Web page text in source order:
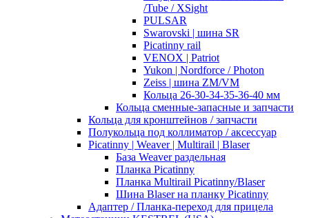
/Tube / XSight
PULSAR
Swarovski | шина SR
Picatinny rail
VENOX | Patriot
Yukon | Nordforce / Photon
Zeiss | шина ZM/VM
Кольца 26-30-34-35-36-40 мм
Кольца сменные-запасные и запчасти
Кольца для кронштейнов / запчасти
Полукольца под коллиматор / аксессуар
Picatinny | Weaver | Multirail | Blaser
База Weaver раздельная
Планка Picatinny
Планка Multirail Picatinny/Blaser
Шина Blaser на планку Picatinny
Адаптер / Планка-переход для прицела